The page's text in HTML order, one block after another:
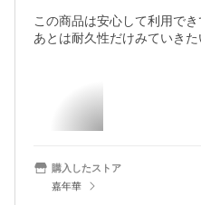
この商品は安心して利用でき
あとは耐久性だけみていきた
購入したストア
嘉年華